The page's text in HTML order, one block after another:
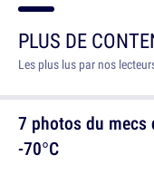
PLUS DE
Les plus lus par nos
7 photos du mecs
-70°C